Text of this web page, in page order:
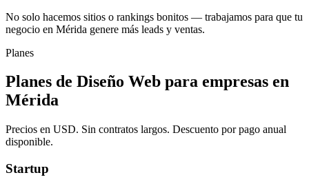
No solo hacemos sitios o rankings bonitos — trabajamos para que tu
negocio en Mérida genere más leads y ventas.
Planes
Planes de Diseño Web para empresas en
Mérida
Precios en USD. Sin contratos largos. Descuento por pago anual
disponible.
Startup